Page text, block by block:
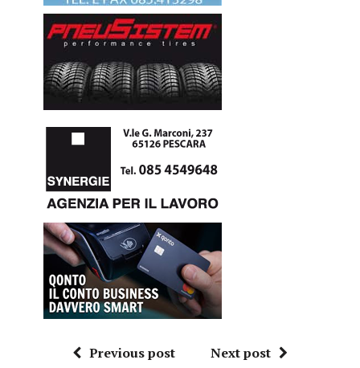
Previous post Next post